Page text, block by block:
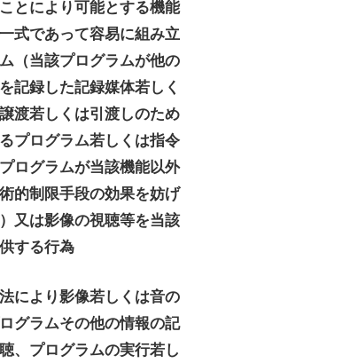
とにより可能とする機能
式であって容易に組み立
（当該プログラムが他の
記録した記録媒体若しく
渡若しくは引渡しのため
プログラム若しくは指令
ログラムが当該機能以外
的制限手段の効果を妨げ
又は影像の視聴等を当該
する行為
により影像若しくは音の
グラムその他の情報の記
、プログラムの実行若し